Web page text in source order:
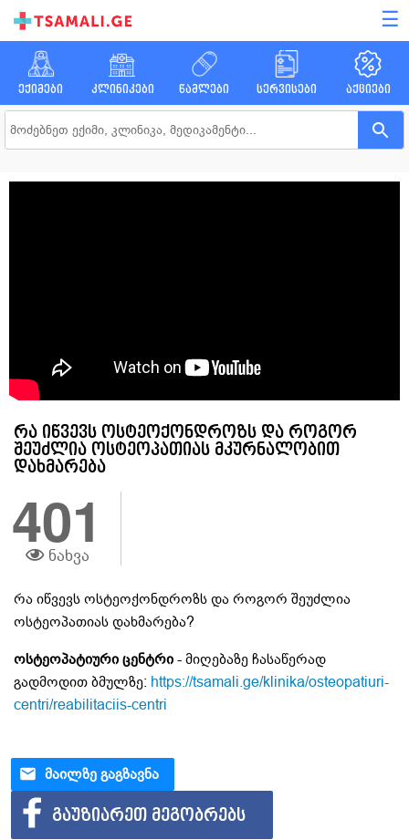
☰
ექიმები კლინიკები წამლები სერვისები აქციები
რა იწვევს ოსტეოქონდროზს და როგორ
შეუძლია ოსტეოპათიას მკურნალობით
დახმარება
401
ნახვა
რა იწვევს ოსტეოქონდროზს და როგორ შეუძლია
ოსტეოპათიას დახმარება?
ოსტეოპატიური ცენტრი - მიღებაზე ჩასაწერად
გადმოდით ბმულზე: https://tsamali.ge/klinika/osteopatiuri-
centri/reabilitaciis-centri
ᲛᲐᲘᲚᲖᲔ ᲒᲐᲒᲖᲐᲕᲜᲐ
ᲒᲐᲣᲖᲘᲐᲠᲔᲗ ᲛᲔᲒᲝᲑᲠᲔᲑᲡ